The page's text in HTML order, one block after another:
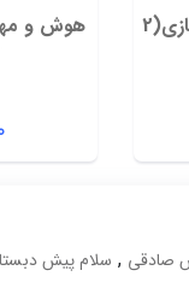
درمان اختلال دیکته نویسی با بازی(2
هوش و
صادقی , سلام پیش